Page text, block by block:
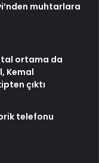
muhtarlara
ortama da
Kemal
çıktı
telefonu